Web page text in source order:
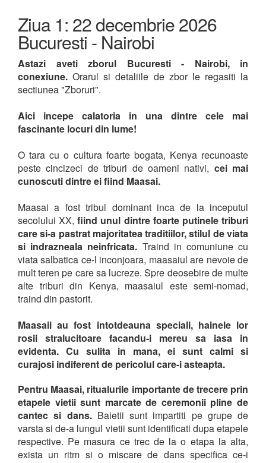
Ziua 1: 22 decembrie 2026
Bucuresti - Nairobi
Astazi aveti zborul Bucuresti - Nairobi, in
conexiune.Orarul si detaliile de zbor le regasiti la
sectiunea "Zboruri".
Aici incepe calatoria in una dintre cele mai
fascinante locuri din lume!
O tara cu o cultura foarte bogata, Kenya recunoaste
peste cincizeci de triburi de oameni nativi, cei mai
cunoscuti dintre ei fiind Maasai.
Maasai a fost tribul dominant inca de la inceputul
secolului XX,fiind unul dintre foarte putinele triburi
care si-a pastrat majoritatea traditiilor, stilul de viata
si indrazneala neinfricata. Traind in comuniune cu
viata salbatica ce-l inconjoara, maasaiul are nevoie de
mult teren pe care sa lucreze. Spre deosebire de multe
alte triburi din Kenya, maasaiul este semi-nomad,
traind din pastorit.
Maasaii au fost intotdeauna speciali, hainele lor
rosii stralucitoare facandu-i mereu sa iasa in
evidenta. Cu sulita in mana, ei sunt calmi si
curajosi indiferent de pericolul care-i asteapta.
Pentru Maasai, ritualurile importante de trecere prin
etapele vietii sunt marcate de ceremonii pline de
cantec si dans.Baietii sunt impartiti pe grupe de
varsta si de-a lungul vietii sunt identificati dupa etapele
respective. Pe masura ce trec de la o etapa la alta,
exista un ritm si o miscare de dans specifica ce-i